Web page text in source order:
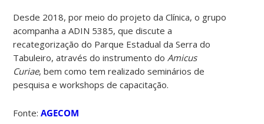
Desde 2018, por meio do projeto da Clínica, o grupo
acompanha a ADIN 5385, que discute a
recategorização do Parque Estadual da Serra do
Tabuleiro, através do instrumento do Amicus
Curiae, bem como tem realizado seminários de
pesquisa e workshops de capacitação.
Fonte:AGECOM